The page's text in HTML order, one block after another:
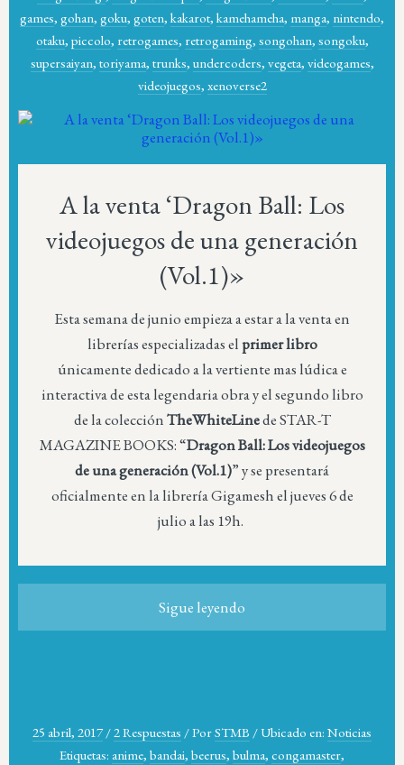
games, gohan, goku, goten, kakarot, kamehameha, manga, nintendo,
otaku, piccolo, retrogames, retrogaming, songohan, songoku,
supersaiyan, toriyama, trunks, undercoders, vegeta, videogames,
videojuegos, xenoverse2
A la venta ‘Dragon Ball: Los
videojuegos de una generación
(Vol.1)»
Esta semana de junio empieza a estar a la venta en
librerías especializadas el primer libro
únicamente dedicado a la vertiente mas lúdica e
interactiva de esta legendaria obra y el segundo libro
de la colecciónTheWhiteLinede STAR-T
MAGAZINE BOOKS: “Dragon Ball: Los videojuegos
de una generación (Vol.1)” y se presentará
oficialmente en la librería Gigamesh el jueves 6 de
julio a las 19h.
Sigue leyendo
25 abril, 2017 /2 Respuestas /PorSTMB / Ubicado en: Noticias
Etiquetas: anime, bandai, beerus, bulma, congamaster,